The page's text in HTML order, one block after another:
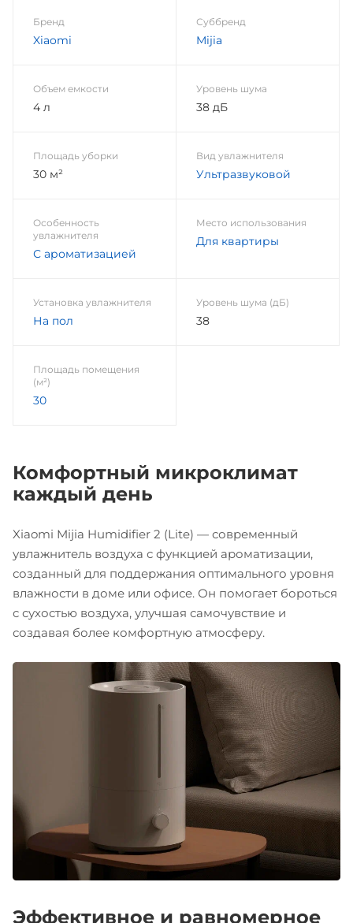
Комфортный микроклимат
каждый день
Xiaomi Mijia Humidifier 2 (Lite) — современный
увлажнитель воздуха с функцией ароматизации,
созданный для поддержания оптимального уровня
влажности в доме или офисе. Он помогает бороться
с сухостью воздуха, улучшая самочувствие и
создавая более комфортную атмосферу.
Эффективное и равномерное
Бренд
Xiaomi
Суббренд
Mijia
Объем емкости
4 л
Уровень шума
38 дБ
Площадь уборки
30 м²
Вид увлажнителя
Ультразвуковой
Особенность
увлажнителя
С ароматизацией
Место использования
Для квартиры
Установка увлажнителя
На пол
Уровень шума (дБ)
38
Площадь помещения
(м²)
30